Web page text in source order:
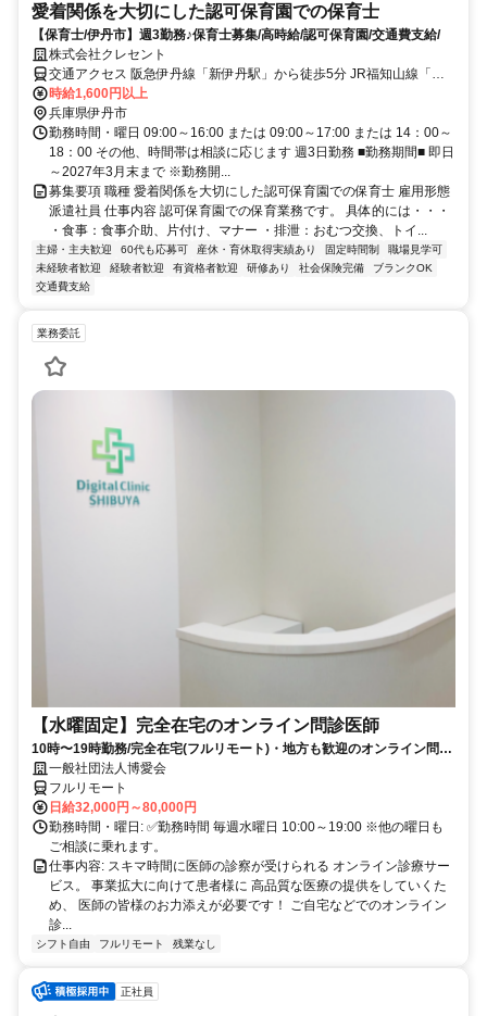
愛着関係を大切にした認可保育園での保育士
【保育士/伊丹市】週3勤務♪保育士募集/高時給/認可保育園/交通費支給/
株式会社クレセント
交通アクセス 阪急伊丹線「新伊丹駅」から徒歩5分 JR福知山線「伊
丹駅」から自転車で10分
時給1,600円以上
兵庫県伊丹市
勤務時間・曜日 09:00～16:00 または 09:00～17:00 または 14：00～
18：00 その他、時間帯は相談に応じます 週3日勤務 ■勤務期間■ 即日
～2027年3月末まで ※勤務開...
募集要項 職種 愛着関係を大切にした認可保育園での保育士 雇用形態
派遣社員 仕事内容 認可保育園での保育業務です。 具体的には・・・
・食事：食事介助、片付け、マナー ・排泄：おむつ交換、トイ...
主婦・主夫歓迎 60代も応募可 産休・育休取得実績あり 固定時間制
職場見学可
未経験者歓迎
経験者歓迎 有資格者歓迎 研修あり 社会保険完備
ブランクOK
交通費支給
業務委託
【水曜固定】完全在宅のオンライン問診医師
10時〜19時勤務/完全在宅(フルリモート)・地方も歓迎のオンライン問診
業務一般社団法人博愛会
フルリモート
日給32,000円～80,000円
勤務時間・曜日: ✅勤務時間 毎週水曜日 10:00～19:00 ※他の曜日も
ご相談に乗れます。
仕事内容: スキマ時間に医師の診察が受けられる オンライン診療サー
ビス。 事業拡大に向けて患者様に 高品質な医療の提供をしていくた
め、 医師の皆様のお力添えが必要です！ ご自宅などでのオンライン
診...
シフト自由 フルリモート 残業なし
正社員